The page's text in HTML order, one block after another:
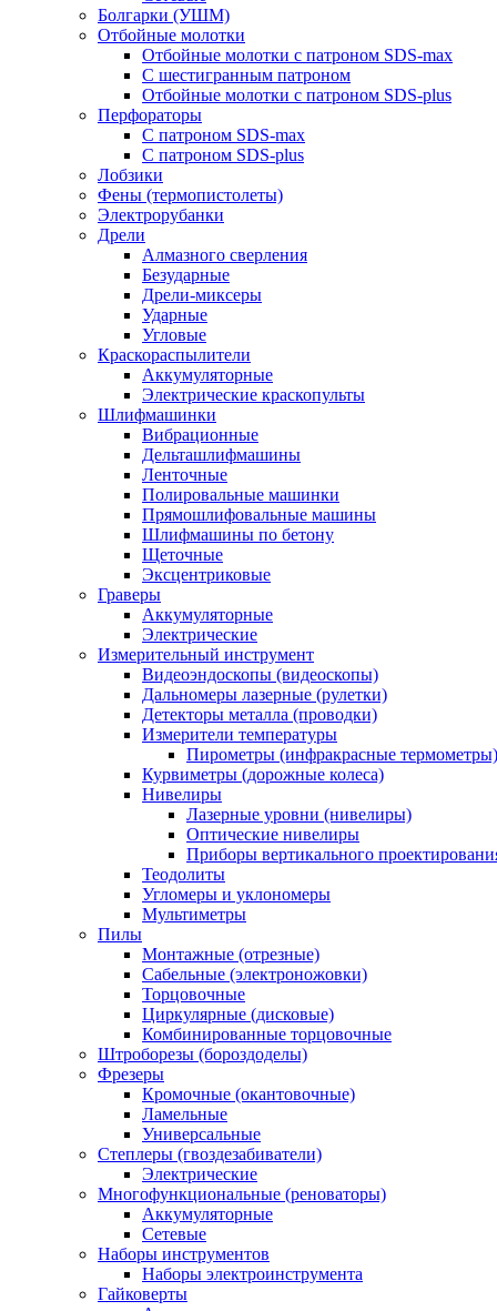
Болгарки (УШМ)
Отбойные молотки
Отбойные молотки с патроном SDS-max
С шестигранным патроном
Отбойные молотки с патроном SDS-plus
Перфораторы
С патроном SDS-max
С патроном SDS-plus
Лобзики
Фены (термопистолеты)
Электрорубанки
Дрели
Алмазного сверления
Безударные
Дрели-миксеры
Ударные
Угловые
Краскораспылители
Аккумуляторные
Электрические краскопульты
Шлифмашинки
Вибрационные
Дельташлифмашины
Ленточные
Полировальные машинки
Прямошлифовальные машины
Шлифмашины по бетону
Щеточные
Эксцентриковые
Граверы
Аккумуляторные
Электрические
Измерительный инструмент
Видеоэндоскопы (видеоскопы)
Дальномеры лазерные (рулетки)
Детекторы металла (проводки)
Измерители температуры
Пирометры (инфракрасные термометры)
Курвиметры (дорожные колеса)
Нивелиры
Лазерные уровни (нивелиры)
Оптические нивелиры
Приборы вертикального
Теодолиты
Угломеры и уклономеры
Мультиметры
Пилы
Монтажные (отрезные)
Сабельные (электроножовки)
Торцовочные
Циркулярные (дисковые)
Комбинированные торцовочные
Штроборезы (бороздоделы)
Фрезеры
Кромочные (окантовочные)
Ламельные
Универсальные
Степлеры (гвоздезабиватели)
Электрические
Многофункциональные (реноваторы)
Аккумуляторные
Сетевые
Наборы инструментов
Наборы электроинструмента
Гайковерты